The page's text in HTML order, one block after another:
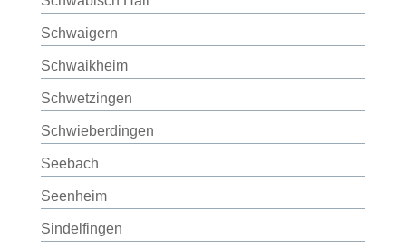
Schwaigern
Schwaikheim
Schwetzingen
Schwieberdingen
Seebach
Seenheim
Sindelfingen